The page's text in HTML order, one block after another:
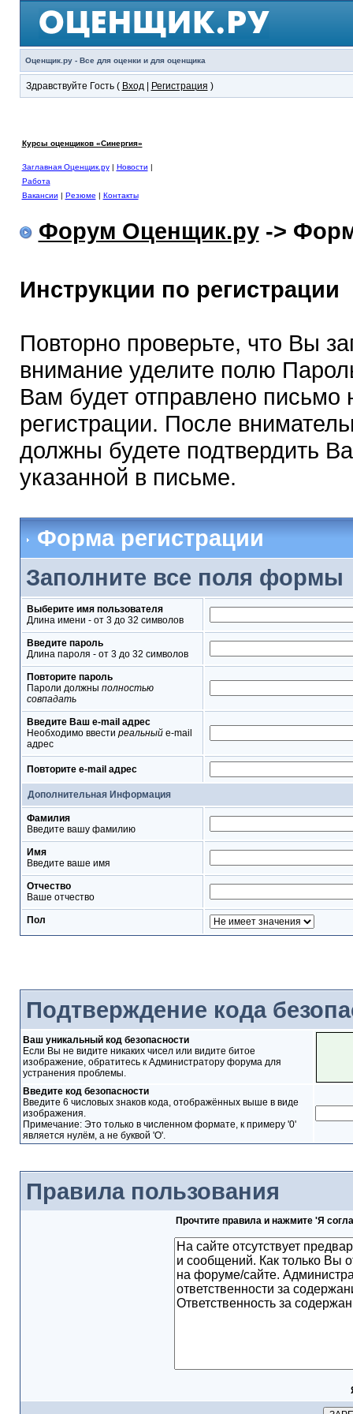
Оценщик.ру - Все для оценки и для оценщика
Здравствуйте Гость ( Вход| Регистрация )
Курсы оценщиков «Синергия»
Заглавная Оценщик.ру| Новости |
Работа
Вакансии | Резюме | Контакты
Форум Оценщик.ру->
Инструкции по регистрации
Повторно проверьте, что Вы
внимание уделите полю
Вам будет отправлено
регистрации. После
должны будете подтвердить
указанной в письме.
Форма регистрации
Заполните все поля формы
Выберите имя пользователя
Длина имени - от 3 до 32 символов
Введите пароль
Длина пароля - от 3 до 32 символов
Повторите пароль
Пароли должны полностью
совпадать
Введите Ваш e-mail адрес
Необходимо ввести реальныйe-mail
адрес
Повторите e-mail адрес
Дополнительная Информация
Фамилия
Введите вашу фамилию
Имя
Введите ваше имя
Отчество
Ваше отчество
Пол
Подтверждение кода
Ваш уникальный код безопасности
Если Вы не видите никаких чисел или видите битое
изображение, обратитесь к Администратору форума для
устранения проблемы.
Введите код безопасности
Введите 6 числовых знаков кода, отображённых выше в виде
изображения.
Примечание: Это только в численном формате, к примеру '0'
является нулём, а не буквой 'O'.
Правила пользования
Прочтите правила и нажмите 'Я